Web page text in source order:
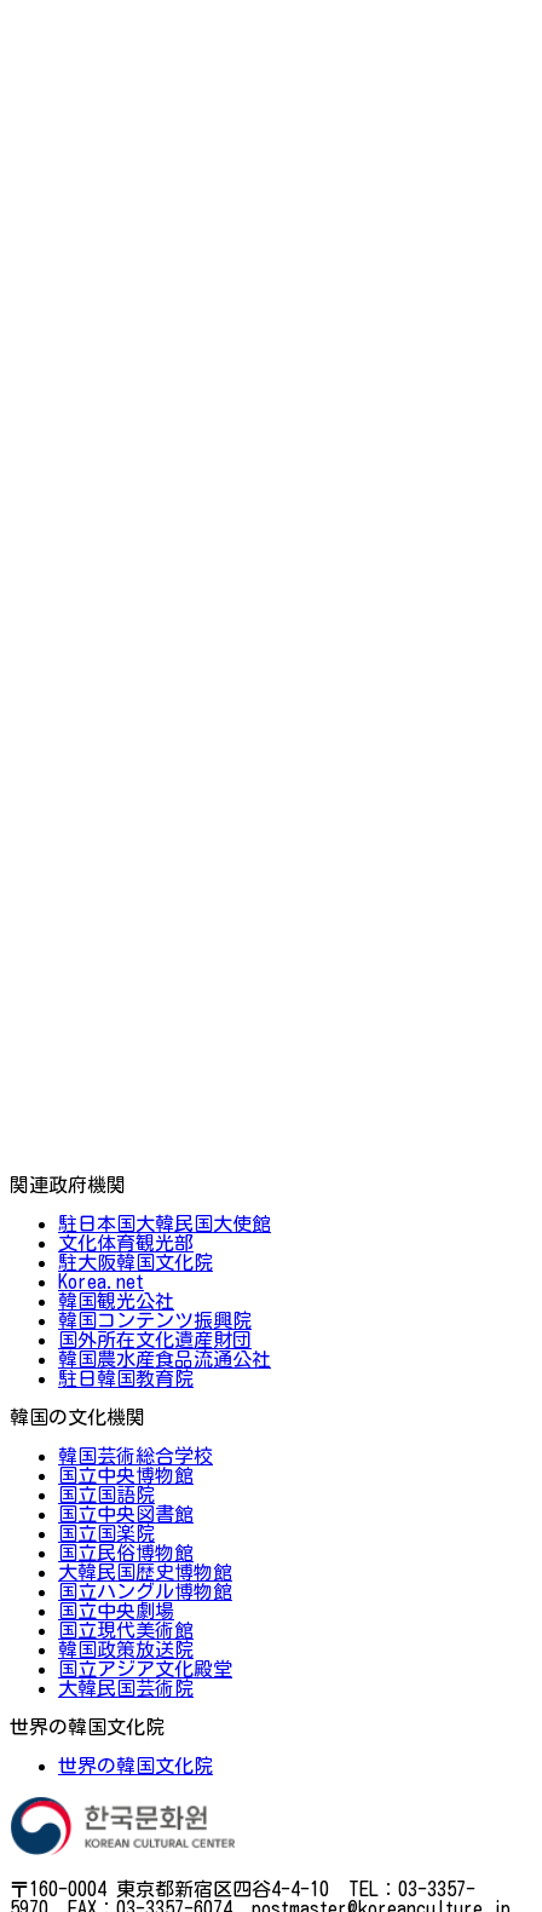
関連政府機関
駐日本国大韓民国大使館
文化体育観光部
駐大阪韓国文化院
Korea.net
韓国観光公社
韓国コンテンツ振興院
国外所在文化遺産財団
韓国農水産食品流通公社
駐日韓国教育院
韓国の文化機関
韓国芸術総合学校
国立中央博物館
国立国語院
国立中央図書館
国立国楽院
国立民俗博物館
大韓民国歴史博物館
国立ハングル博物館
国立中央劇場
国立現代美術館
韓国政策放送院
国立アジア文化殿堂
大韓民国芸術院
世界の韓国文化院
世界の韓国文化院
〒160-0004 東京都新宿区四谷4-4-10 TEL：03-3357-